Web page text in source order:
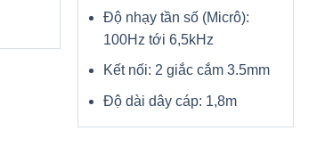
Độ nhạy tần số (Micrô):
100Hz tới 6,5kHz
Kết nối: 2 giắc cắm 3.5mm
Độ dài dây cáp: 1,8m